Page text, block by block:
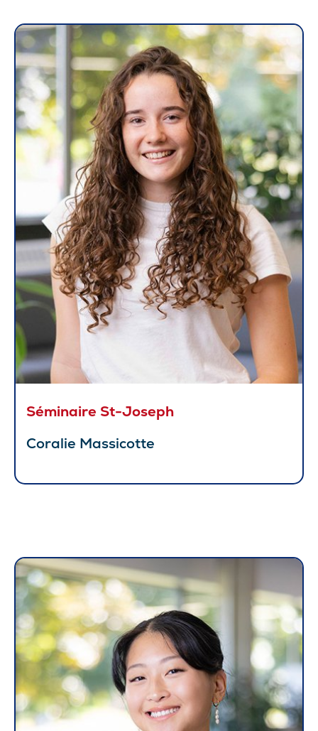
Séminaire St-Joseph
Coralie Massicotte